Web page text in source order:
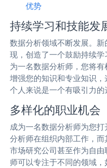
优势
持续学习和技能发
数据分析领域不断发展。
现，创造了一个鼓励持续
为一名数据分析师，您将
增强您的知识和专业知识
个人来说是一个有吸引力的
多样化的职业机会
成为一名数据分析师为您
分析师在组织内部工作，而
市场研究公司甚至作为自
师可以专注于不同的领域